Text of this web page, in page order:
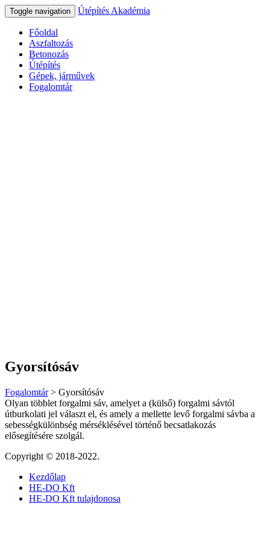
Toggle navigation Útépítés Akadémia
Főoldal
Aszfaltozás
Betonozás
Útépítés
Gépek, járművek
Fogalomtár
Gyorsítósáv
Fogalomtár> Gyorsítósáv
Olyan többlet forgalmi sáv, amelyet a (külső) forgalmi sávtól
útburkolati jel választ el, és amely a mellette levő forgalmi sávba a
sebességkülönbség mérséklésével történő becsatlakozás
elősegítésére szolgál.
Copyright © 2018-2022.
Kezdőlap
HE-DO Kft
HE-DO Kft tulajdonosa